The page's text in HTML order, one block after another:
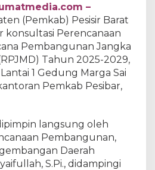
u
l
t
s
i
P
e
c
a
n
a
–
(Pemkab) Pesisir Barat
konsultasi Perencanaan
Pembangunan Jangka
Tahun 2025-2029,
1 Gedung Marga Sai
Pemkab Pesibar,
langsung oleh
Pembangunan,
Daerah
S.Pi., didampingi